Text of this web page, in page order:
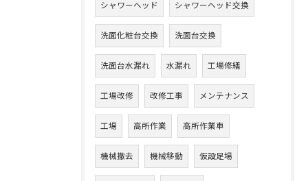
シャワーヘッド シャワーヘッド交換
洗面化粧台交換 洗面台交換
洗面台水漏れ 水漏れ 工場修繕
工場改修 改修工事 メンテナンス
工場 高所作業 高所作業車
機械撤去 機械移動 仮設足場